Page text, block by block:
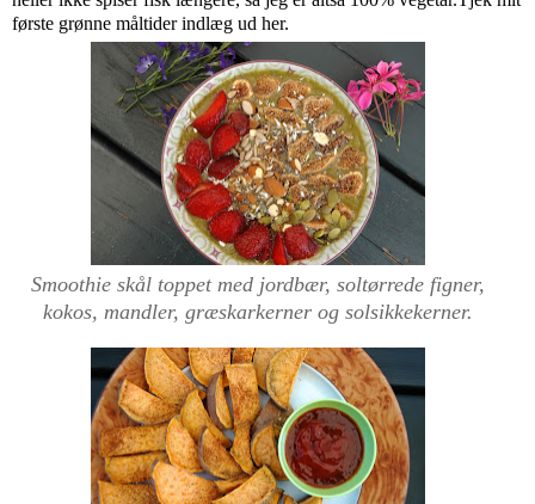
første grønne måltider indlæg ud her.
Smoothie skål toppet med jordbær, soltørrede figner,
kokos, mandler, græskarkerner og solsikkekerner.